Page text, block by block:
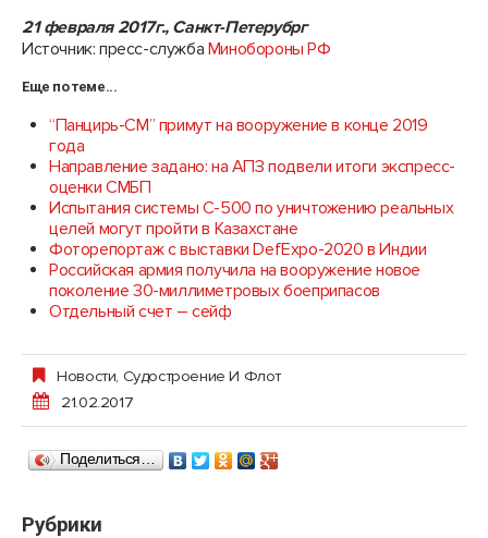
21 февраля 2017г., Санкт-Петерубрг
Источник: пресс-служба Минобороны РФ
Еще по теме...
“Панцирь-СМ” примут на вооружение в конце 2019
года
Направление задано: на АПЗ подвели итоги экспресс-
оценки СМБП
Испытания системы С-500 по уничтожению реальных
целей могут пройти в Казахстане
Фоторепортаж с выставки DefExpo-2020 в Индии
Российская армия получила на вооружение новое
поколение 30-миллиметровых боеприпасов
Отдельный счет – сейф
Новости, Судостроение И Флот
21.02.2017
Поделиться…
Рубрики